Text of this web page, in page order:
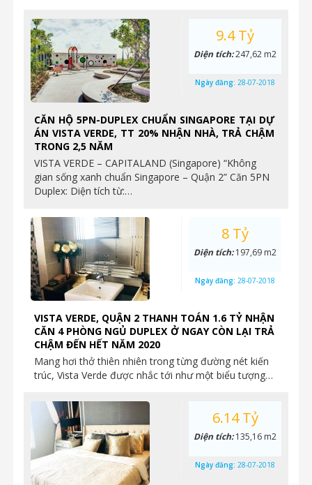
CĂN HỘ 5PN-DUPLEX CHUẨN SINGAPORE TẠI DỰ
ÁN VISTA VERDE, TT 20% NHẬN NHÀ, TRẢ CHẬM
TRONG 2,5 NĂM
VISTA VERDE – CAPITALAND (Singapore) “Không
gian sống xanh chuẩn Singapore – Quận 2” Căn 5PN
Duplex: Diện tích từ:…
9.4 Tỷ
Diện tích:247,62 m2
Ngày đăng: 28-07-2018
VISTA VERDE, QUẬN 2 THANH TOÁN 1.6 TỶ NHẬN
CĂN 4 PHÒNG NGỦ DUPLEX Ở NGAY CÒN LẠI TRẢ
CHẬM ĐẾN HẾT NĂM 2020
Mang hơi thở thiên nhiên trong từng đường nét kiến
trúc, Vista Verde được nhắc tới như một biểu tượng…
8 Tỷ
Diện tích:197,69 m2
Ngày đăng: 28-07-2018
6.14 Tỷ
Diện tích:135,16 m2
Ngày đăng: 28-07-2018